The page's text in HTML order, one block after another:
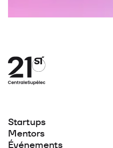
Startups
Mentors
Événements